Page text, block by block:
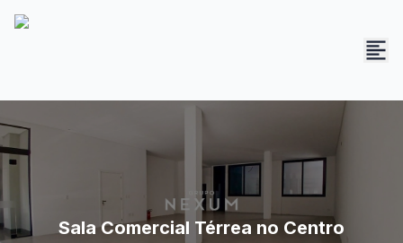
Sala Comercial Térrea no Centro